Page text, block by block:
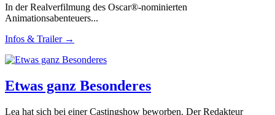
In der Realverfilmung des Oscar®-nominierten
Animationsabenteuers...
Infos & Trailer →
Etwas ganz Besonderes
Lea hat sich bei einer Castingshow beworben. Der Redakteur